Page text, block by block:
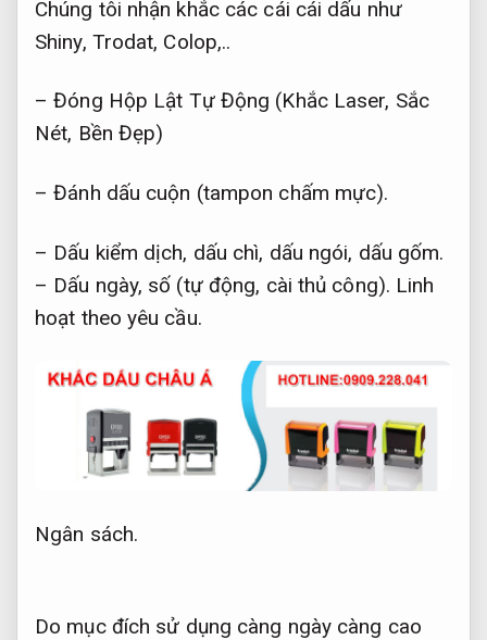
Chúng tôi nhận khắc các cái cái dấu như
Shiny, Trodat, Colop,..
– Đóng Hộp Lật Tự Động (Khắc Laser, Sắc
Nét, Bền Đẹp)
– Đánh dấu cuộn (tampon chấm mực).
– Dấu kiểm dịch, dấu chì, dấu ngói, dấu gốm.
– Dấu ngày, số (tự động, cài thủ công). Linh
hoạt theo yêu cầu.
Ngân sách.
Do mục đích sử dụng càng ngày càng cao